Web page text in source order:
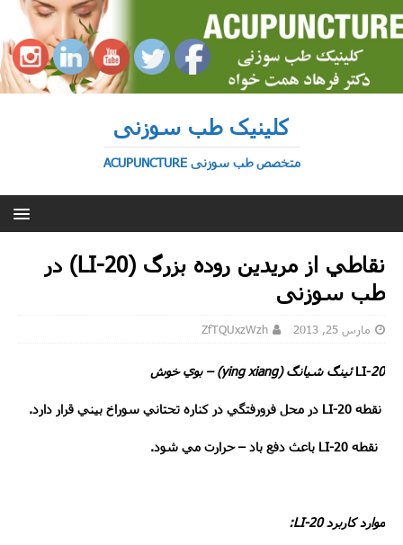
کلینیک طب سوزنی
متخصص طب سوزنی ACUPUNCTURE
نقاطي از مريدين روده بزرگ (LI-20) در
طب سوزنی
مارس 25, 2013 ZfTQUxzWzh
LI-20 ئينگ شيانگ (ying xiang
) – بوي خوش
نقطه LI-20 در محل فرورفتگي در کناره تحتاني سوراخ بيني قرار دارد.
نقطه LI-20 باعث دفع باد – حرارت مي شود.
موارد کاربرد LI-20
: